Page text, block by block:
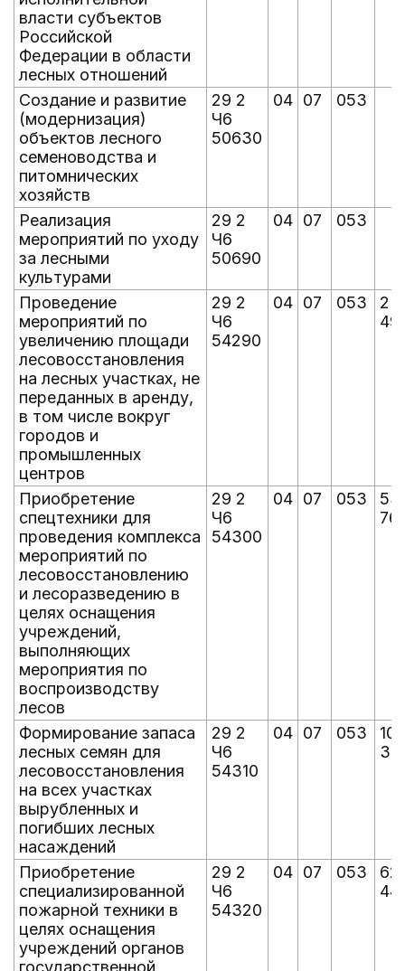
власти субъектов
Российской
Федерации в области
лесных отношений
Создание и развитие
(модернизация)
объектов лесного
семеноводства и
питомнических
хозяйств
29 2
Ч6
50630
04 07 053
Реализация
мероприятий по уходу
за лесными
культурами
29 2
Ч6
50690
04 07 053
Проведение
мероприятий по
увеличению площади
лесовосстановления
на лесных участках, не
переданных в аренду,
в том числе вокруг
городов и
промышленных
центров
29 2
Ч6
54290
04 07 053
2
Приобретение
спецтехники для
проведения комплекса
мероприятий по
лесовосстановлению
и лесоразведению в
целях оснащения
учреждений,
выполняющих
мероприятия по
воспроизводству
лесов
29 2
Ч6
54300
04 07 053
53
Формирование запаса
лесных семян для
лесовосстановления
на всех участках
вырубленных и
погибших лесных
насаждений
29 2
Ч6
54310
04 07 053
10
Приобретение
специализированной
пожарной техники в
целях оснащения
учреждений органов
государственной
29 2
Ч6
54320
04 07 053
62